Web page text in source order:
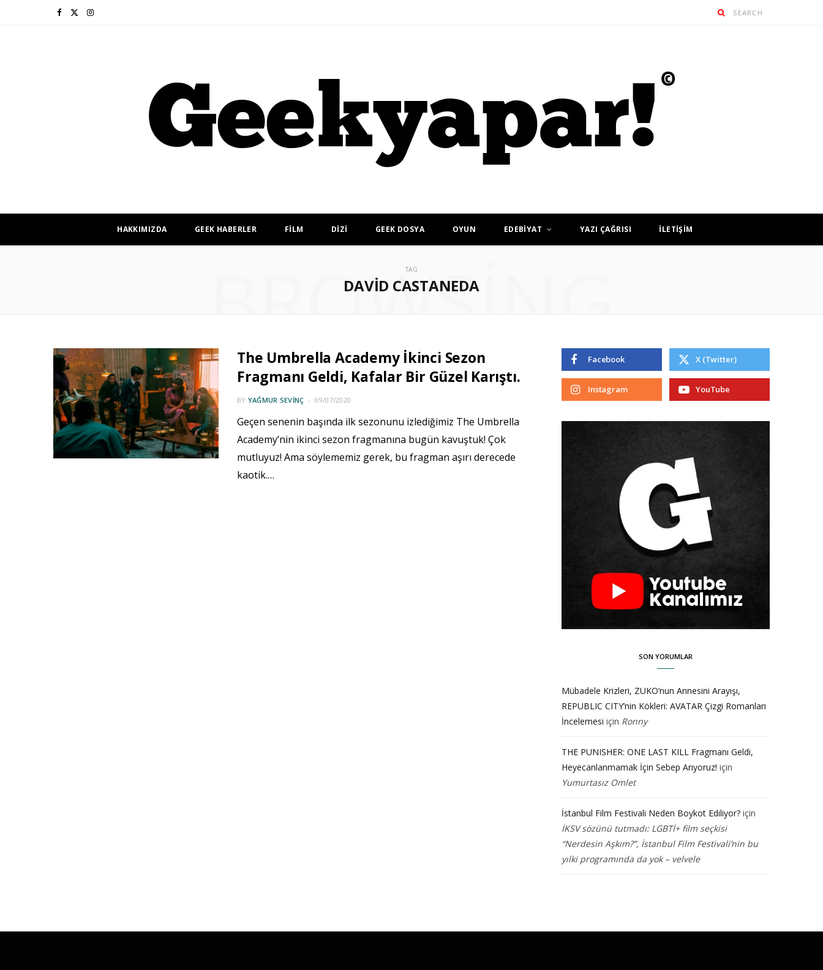
F I
HAKKIMIZDA GEEK HABERLER FİLM DİZİ GEEK DOSYA OYUN EDEBİYAT YAZI ÇAĞRISI İLETİŞİM
TAG
DAVID CASTANEDA
BROWSING
The Umbrella Academy İkinci Sezon
Fragmanı Geldi, Kafalar Bir Güzel Karıştı.
BY YAĞMUR SEVINÇ 09/07/2020
Geçen senenin başında ilk sezonunu izlediğimiz The Umbrella
Academy’nin ikinci sezon fragmanına bugün kavuştuk! Çok
mutluyuz! Ama söylememiz gerek, bu fragman aşırı derecede
kaotik.…
Facebook X (Twitter)
Instagram YouTube
SON YORUMLAR
Mübadele Krizleri, ZUKO’nun Annesini Arayışı,
REPUBLIC CITY’nin Kökleri: AVATAR Çizgi Romanları
İncelemesi için Ronny
THE PUNISHER: ONE LAST KILL Fragmanı Geldi,
Heyecanlanmamak İçin Sebep Arıyoruz! için
Yumurtasız Omlet
İstanbul Film Festivali Neden Boykot Ediliyor? için
İKSV sözünü tutmadı: LGBTİ+ film seçkisi
“Nerdesin Aşkım?”, İstanbul Film Festivali’nin bu
yılki programında da yok – velvele